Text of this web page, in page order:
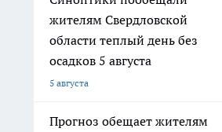
жителям Свердловской
области теплый день без
осадков 5 августа
5 августа
Прогноз обещает жителям